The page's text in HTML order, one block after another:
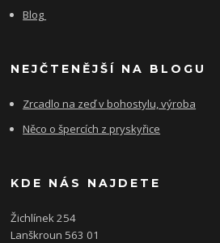
Blog
NEJČTENĚJŠÍ NA BLOGU
Zrcadlo na zeď v bohostylu, výroba
Něco o špercích z pryskyřice
KDE NÁS NAJDETE
Žichlínek 254
Lanškroun 563 01